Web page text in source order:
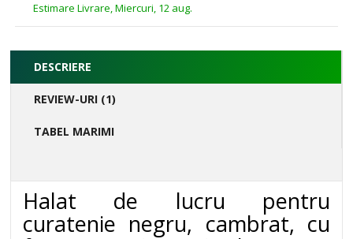
Estimare Livrare, Miercuri, 12 aug.
DESCRIERE
REVIEW-URI (1)
TABEL MARIMI
Halat de lucru pentru
curatenie negru, cambrat, cu